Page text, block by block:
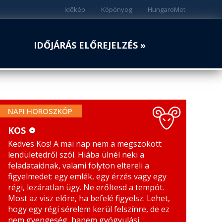
HungaroMet
Köpönyeg
Időkép
IDŐJÁRÁS ELŐREJELZÉS »
NAPI HOROSZKÓP
KOS
BIKA
IKREK
RÁK
MÉRLEG
SKORPIÓ
NYILAS
BAK
KOS
Kedves Kos! A mai nap nem a megszokott
lendületedről szól. Hiába ülnél neki a
feladataidnak, valami folyton eltereli a
figyelmedet: egy emlék, egy érzés vagy egy
régi, lezáratlan ügy. Ne erőltesd a tempót.
Most az visz előre, ha befelé figyelsz. Lehet,
hogy egy régi sérelem kerül felszínre, de ez